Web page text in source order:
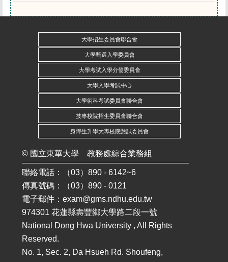
大學招生委員會聯合會
大學甄選入學委員會
大學考試入學分發委員會
大學入學考試中心
大學術科考試委員會聯合會
技專校院招生委員會聯合會
身障生升學大專校院甄試委員會
© 國立東華大學 教務處綜合業務組
聯絡電話：（03）890 - 6142~6
傳真號碼：（03）890 - 0121
電子郵件：exam@gms.ndhu.edu.tw
974301 花蓮縣壽豐鄉大學路二段一號
National Dong Hwa University , All Rights
Reserved.
No. 1, Sec. 2, Da Hsueh Rd. Shoufeng,